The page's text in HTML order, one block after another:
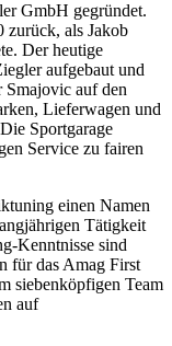
GmbH gegründet.
zurück, als Jakob
Der heutige
aufgebaut und
auf den
Lieferwagen und
Sportgarage
Service zu fairen
einen Namen
Tätigkeit
Kenntnisse sind
für das Amag First
siebenköpfigen Team
auf